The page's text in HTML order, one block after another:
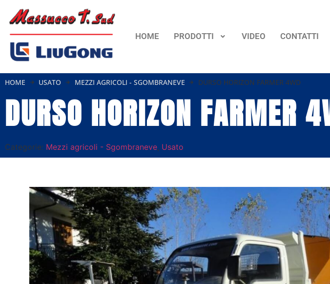
HOME PRODOTTI VIDEO CONTATTI
HOME USATO MEZZI AGRICOLI - SGOMBRANEVE DURSO HORIZON FARMER 4WD
DURSO HORIZON FARMER
Categorie: Mezzi agricoli - Sgombraneve, Usato